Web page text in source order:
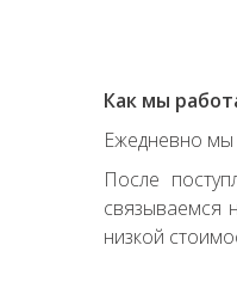
Как мы
Ежедневно мы
После
связываемся
низкой